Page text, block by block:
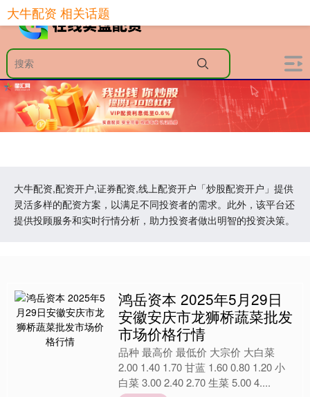
大牛配资,配资开户,证券配资,线上配资开户「炒股配资开户」提供
灵活多样的配资方案，以满足不同投资者的需求。此外，该平台还
提供投顾服务和实时行情分析，助力投资者做出明智的投资决策。
大牛配资 相关话题
鸿岳资本 2025年5月29日
安徽安庆市龙狮桥蔬菜批发
市场价格行情
品种 最高价 最低价 大宗价 大白菜
2.00 1.40 1.70 甘蓝 1.60 0.80 1.20 小
白菜 3.00 2.40 2.70 生菜 5.00 4....